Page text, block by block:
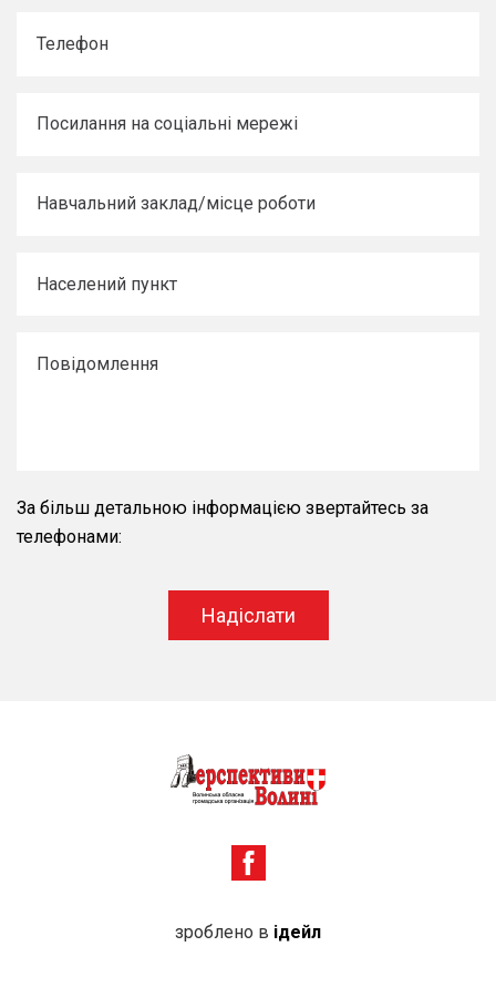
За більш детальною інформацією звертайтесь за
телефонами:
Надіслати
зроблено в ідейл